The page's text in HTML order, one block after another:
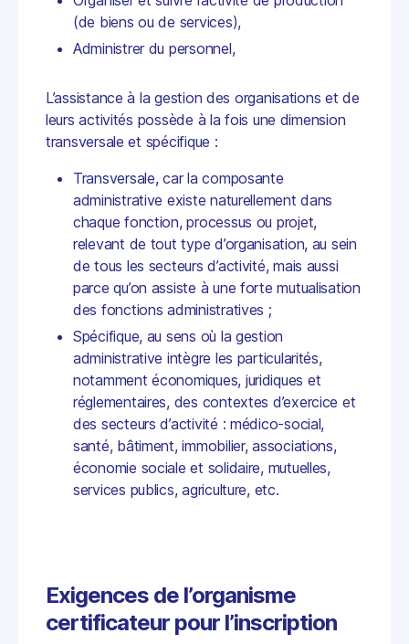
(de biens ou de services),
Administrer du personnel,
L’assistance à la gestion des organisations et de
leurs activités possède à la fois une dimension
transversale et spécifique :
Transversale, car la composante
administrative existe naturellement dans
chaque fonction, processus ou projet,
relevant de tout type d’organisation, au sein
de tous les secteurs d’activité, mais aussi
parce qu’on assiste à une forte mutualisation
des fonctions administratives ;
Spécifique, au sens où la gestion
administrative intègre les particularités,
notamment économiques, juridiques et
réglementaires, des contextes d’exercice et
des secteurs d’activité : médico-social,
santé, bâtiment, immobilier, associations,
économie sociale et solidaire, mutuelles,
services publics, agriculture, etc.
Exigences de l’organisme
certificateur pour l’inscription